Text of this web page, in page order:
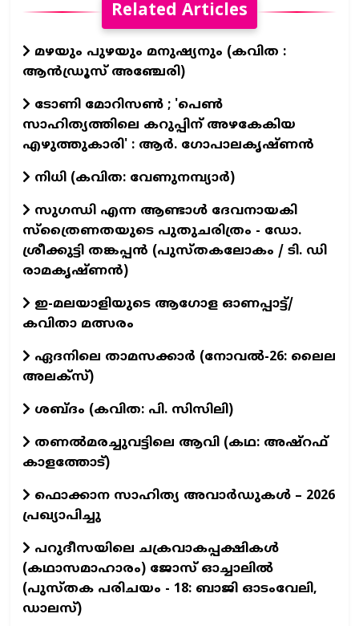
Related Articles
മഴയും പുഴയും മനുഷ്യനും (കവിത :
ആൻഡ്രൂസ് അഞ്ചേരി)
ടോണി മോറിസൺ ; 'പെൺ
സാഹിത്യത്തിലെ കറുപ്പിന് അഴകേകിയ
എഴുത്തുകാരി' : ആർ. ഗോപാലകൃഷ്ണൻ
നിധി (കവിത: വേണുനമ്പ്യാർ)
സുഗന്ധി എന്ന ആണ്ടാള്‍ ദേവനായകി
സ്ത്രൈണതയുടെ പുതുചരിത്രം - ഡോ.
ശ്രീക്കുട്ടി തങ്കപ്പന്‍ (പുസ്തകലോകം / ടി. ഡി
രാമകൃഷ്ണന്‍)
ഇ-മലയാളിയുടെ ആഗോള ഓണപ്പാട്ട്/
കവിതാ മത്സരം
ഏദനിലെ താമസക്കാർ (നോവല്‍-26: ലൈല
അലക്‌സ്)
ശബ്ദം (കവിത: പി. സിസിലി)
തണൽമരച്ചുവട്ടിലെ ആവി (കഥ: അഷ്‌റഫ്
കാളത്തോട്)
ഫൊക്കാന സാഹിത്യ അവാർഡുകൾ – 2026
പ്രഖ്യാപിച്ചു
പറുദീസയിലെ ചക്രവാകപ്പക്ഷികൾ
(കഥാസമാഹാരം) ജോസ് ഓച്ചാലിൽ
(പുസ്തക പരിചയം - 18: ബാജി ഓടംവേലി,
ഡാലസ്)